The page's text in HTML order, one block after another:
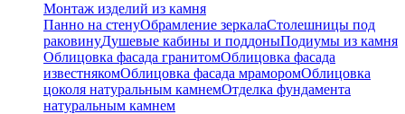
Монтаж изделий из камня
Панно на стенуОбрамление зеркалаСтолешницы под
раковинуДушевые кабины и поддоныПодиумы из камня
Облицовка фасада гранитомОблицовка фасада
известнякомОблицовка фасада мраморомОблицовка
цоколя натуральным камнемОтделка фундамента
натуральным камнем